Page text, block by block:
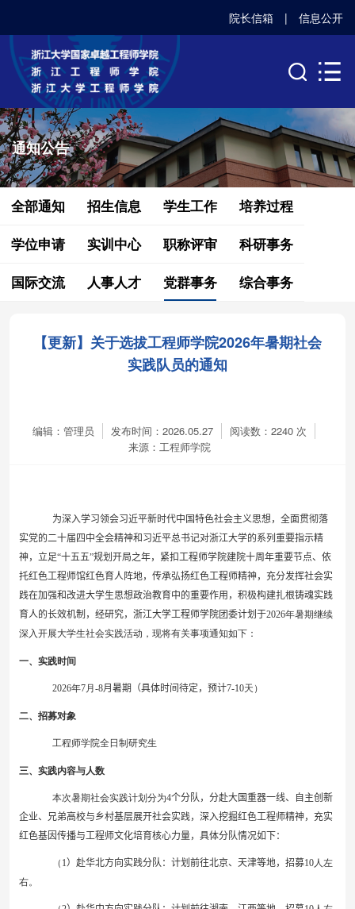
院长信箱 | 信息公开
通知公告
全部通知 招生信息 学生工作
培养过程
学位申请
实训中心 职称评审
科研事务
国际交流
人事人才 党群事务 综合事务
【更新】关于选拔工程师学院2026年暑期社会
实践队员的通知
编辑：管理员 发布时间：2026.05.27 阅读数： 2240 次
来源：工程师学院
为深入学习领会习近平新时代中国特色社会主义思想，全面贯彻落
实党的二十届四中全会精神和习近平总书记对浙江大学的系列重要指示精
神，立足“十五五”规划开局之年，紧扣工程师学院建院十周年重要节点、依
托红色工程师馆红色育人阵地，传承弘扬红色工程师精神，充分发挥社会实
践在加强和改进大学生思想政治教育中的重要作用，积极构建扎根铸魂实践
育人的长效机制，经研究，浙江大学工程师学院团委计划于2026年暑期继续
深入开展大学生社会实践活动，现将有关事项通知如下：
一、实践时间
2026年7月-8月暑期 （具体时间待定，预计7-10天）
二、招募对象
工程师学院全日制研究生
三、实践内容与人数
本次暑期社会实践计划分为4个分队，分赴大国重器一线、自主创新
企业、兄弟高校与乡村基层展开社会实践， 深入挖掘红色工程师精神，充实
红色基因传播与工程师文化培育核心力量， 具体分队情况如下：
（ 1）赴华北方向实践分队：计划前往北京、天津等地，招募10人左
右。